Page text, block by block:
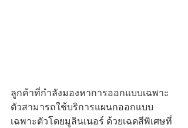
ลูกค้าที่กำลังมองหาการออกแบบเฉพาะ
ตัวสามารถใช้บริการแผนกออกแบบ
เฉพาะตัวโดยมูลินเนอร์ ด้วยเฉดสีพิเศษที่